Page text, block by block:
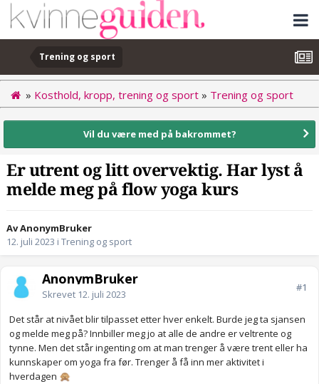
Trening og sport
» Kosthold, kropp, trening og sport » Trening og sport
Vil du være med på bakrommet?
Er utrent og litt overvektig. Har lyst å
melde meg på flow yoga kurs
Av AnonymBruker
12. juli 2023 i Trening og sport
AnonymBruker
Skrevet 12. juli 2023
#1
Det står at nivået blir tilpasset etter hver enkelt. Burde jeg ta sjansen
og melde meg på? Innbiller meg jo at alle de andre er veltrente og
tynne. Men det står ingenting om at man trenger å være trent eller ha
kunnskaper om yoga fra før. Trenger å få inn mer aktivitet i
hverdagen 🙊